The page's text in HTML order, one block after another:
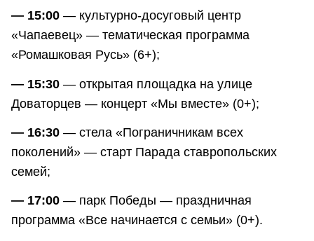
— 15:00 — культурно-досуговый центр
«Чапаевец» — тематическая программа
«Ромашковая Русь» (6+);
— 15:30 — открытая площадка на улице
Доваторцев — концерт «Мы вместе» (0+);
— 16:30 — стела «Пограничникам всех
поколений» — старт Парада ставропольских
семей;
— 17:00 — парк Победы — праздничная
программа «Все начинается с семьи» (0+).